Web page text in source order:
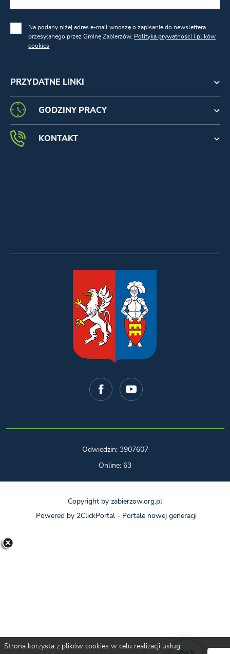
PRZYDATNE LINKI
Na podany niżej adres e-mail wnoszę o zapisanie do newslettera
przesyłanego przez Gminę Zabierzów. Polityka prywatności i plików
cookies
GODZINY PRACY
KONTAKT
Odwiedzin: 3907607
Online: 63
Copyright by zabierzow.org.pl
Powered by 2ClickPortal- Portale nowej generacji
Strona korzysta z plików cookies w celu realizacji usług.